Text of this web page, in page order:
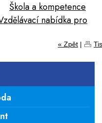
Škola a kompetence
nabídka pro
« Zpět |